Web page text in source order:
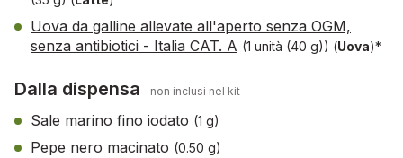
Uova da galline allevate all'aperto senza OGM,
senza antibiotici - Italia CAT. A (1 unità (40 g)) (Uova)*
Dalla dispensa non inclusi nel kit
Sale marino fino iodato (1 g)
Pepe nero macinato (0.50 g)